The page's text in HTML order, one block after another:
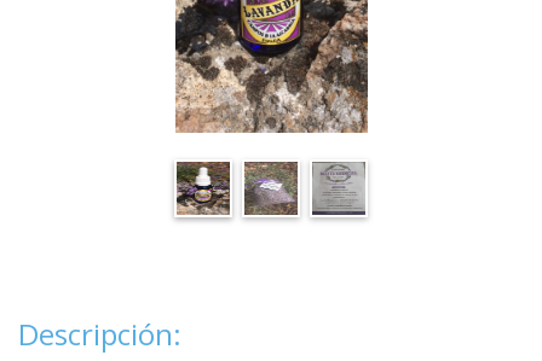
Descripción: